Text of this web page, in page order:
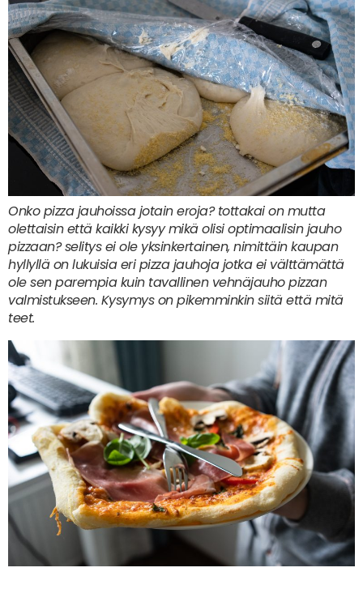
Onko pizza jauhoissa jotain eroja? tottakai on mutta
olettaisin että kaikki kysyy mikä olisi optimaalisin jauho
pizzaan? selitys ei ole yksinkertainen, nimittäin kaupan
hyllyllä on lukuisia eri pizza jauhoja jotka ei välttämättä
ole sen parempia kuin tavallinen vehnäjauho pizzan
valmistukseen. Kysymys on pikemminkin siitä että mitä
teet.